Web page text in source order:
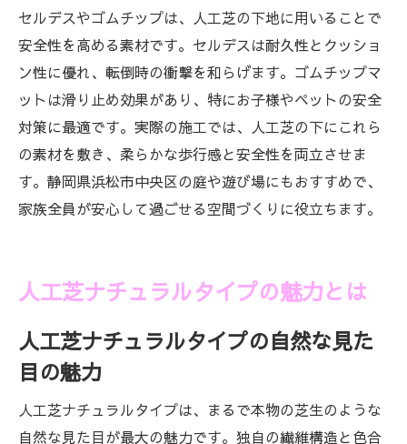
本
人工芝ナチュラルタイプの長持ちさせるコ
ツ
ゴミや落ち葉対策も人工芝なら簡単お手入
れ
人工芝の劣化を防ぐための季節ごとのケア
方法
人工芝のトラブル予防と対処法を解説
人工芝で外構全体を美しく彩るアイデア集
人工芝とゴムチップを活かした安全設計方
法
人工芝の選び方で変わる快適なエクステリ
セルデスやゴムチップは、人工芝の下地に用いることで
安全性を高める素材です。セルデスは耐久性とクッショ
ン性に優れ、転倒時の衝撃を和らげます。ゴムチップマ
ットは滑り止め効果があり、特にお子様やペットの安全
対策に最適です。実際の施工では、人工芝の下にこれら
の素材を敷き、柔らかな歩行感と安全性を両立させま
す。静岡県浜松市中央区の庭や遊び場にもおすすめで、
家族全員が安心して過ごせる空間づくりに役立ちます。
人工芝ナチュラルタイプの魅力とは
人工芝ナチュラルタイプの自然な見た
目の魅力
人工芝ナチュラルタイプは、まるで本物の芝生のような
自然な見た目が最大の魅力です。独自の繊維構造と色合